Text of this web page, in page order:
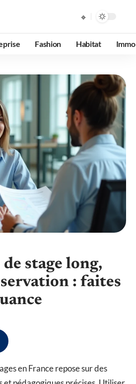
Fashion Habitat
stage long,
: faites
en France repose sur des